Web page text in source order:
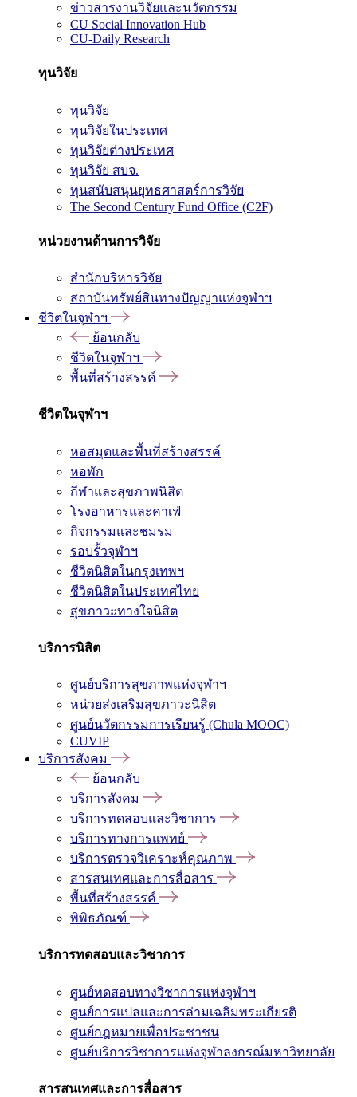
ข่าวสารงานวิจัยและนวัตกรรม
CU Social Innovation Hub
CU-Daily Research
ทุนวิจัย
ทุนวิจัย
ทุนวิจัยในประเทศ
ทุนวิจัยต่างประเทศ
ทุนวิจัย สบจ.
ทุนสนับสนุนยุทธศาสตร์การวิจัย
The Second Century Fund Office (C2F)
หน่วยงานด้านการวิจัย
สำนักบริหารวิจัย
สถาบันทรัพย์สินทางปัญญาแห่งจุฬาฯ
ชีวิตในจุฬาฯ
ย้อนกลับ
ชีวิตในจุฬาฯ
พื้นที่สร้างสรรค์
ชีวิตในจุฬาฯ
หอสมุดและพื้นที่สร้างสรรค์
หอพัก
กีฬาและสุขภาพนิสิต
โรงอาหารและคาเฟ่
กิจกรรมและชมรม
รอบรั้วจุฬาฯ
ชีวิตนิสิตในกรุงเทพฯ
ชีวิตนิสิตในประเทศไทย
สุขภาวะทางใจนิสิต
บริการนิสิต
ศูนย์บริการสุขภาพแห่งจุฬาฯ
หน่วยส่งเสริมสุขภาวะนิสิต
ศูนย์นวัตกรรมการเรียนรู้ (Chula MOOC)
CUVIP
บริการสังคม
ย้อนกลับ
บริการสังคม
บริการทดสอบและวิชาการ
บริการทางการแพทย์
บริการตรวจวิเคราะห์คุณภาพ
สารสนเทศและการสื่อสาร
พื้นที่สร้างสรรค์
พิพิธภัณฑ์
บริการทดสอบและวิชาการ
ศูนย์ทดสอบทางวิชาการแห่งจุฬาฯ
ศูนย์การแปลและการล่ามเฉลิมพระเกียรติ
ศูนย์กฎหมายเพื่อประชาชน
ศูนย์บริการวิชาการแห่งจุฬาลงกรณ์มหาวิทยาลัย
สารสนเทศและการสื่อสาร